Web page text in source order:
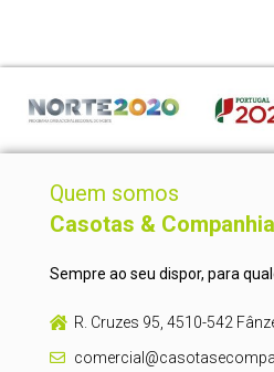
Quem somos
Casotas & Companhia
Sempre ao seu dispor, para
R. Cruzes 95, 4510-542